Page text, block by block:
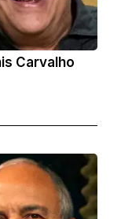
Carvalho